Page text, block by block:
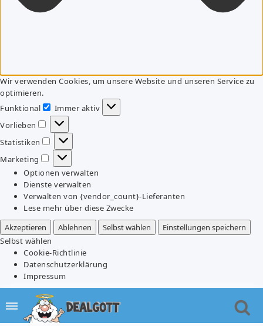
Wir verwenden Cookies, um unsere Website und unseren Service zu
optimieren.
Funktional
Funktional
Immer aktiv
Vorlieben
Vorlieben
Statistiken
Statistiken
Marketing
Marketing
Optionen verwalten
Dienste verwalten
Verwalten von {vendor_count}-Lieferanten
Lese mehr über diese Zwecke
Akzeptieren
Ablehnen Selbst wählen
Einstellungen speichern
Selbst wählen
Cookie-Richtlinie
Datenschutzerklärung
Impressum